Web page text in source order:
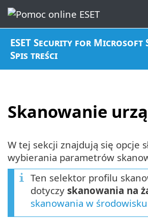
ESET Security for Microsoft
Spis treści
Skanowanie
W tej sekcji znajdują się opcje
wybierania parametrów
Ten selektor profilu
dotyczy skanowania na
skanowania w